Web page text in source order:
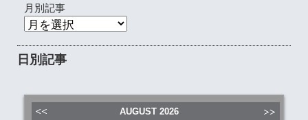
月別記事
日別記事
AUGUST 2026